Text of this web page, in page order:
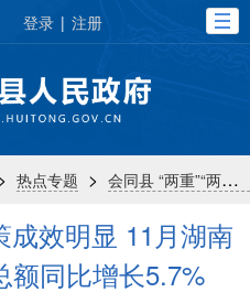
登录 | 注册
热点专题 > 会同县 “两重”“两新”送解优专项行动
效明显 11月湖南
额同比增长5.7%